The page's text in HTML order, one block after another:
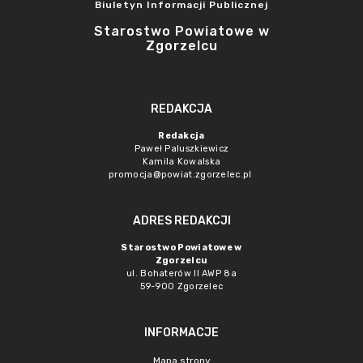
Biuletyn Informacji Publicznej
Starostwo Powiatowe w
Zgorzelcu
REDAKCJA
Redakcja
Paweł Paluszkiewicz
Kamila Kowalska
promocja@powiat.zgorzelec.pl
ADRES REDAKCJI
Starostwo Powiatowe w
Zgorzelcu
ul. Bohaterów II AWP 8a
59-900 Zgorzelec
INFORMACJE
Mapa strony